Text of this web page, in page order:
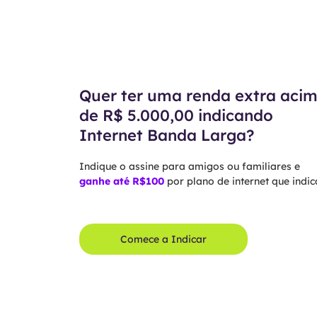
Quer ter uma renda extra
de R$ 5.000,00 indicando
Internet Banda Larga?
Indique o assine para amigos ou familiares e
ganhe até R$100por plano de internet que
Comece a Indicar